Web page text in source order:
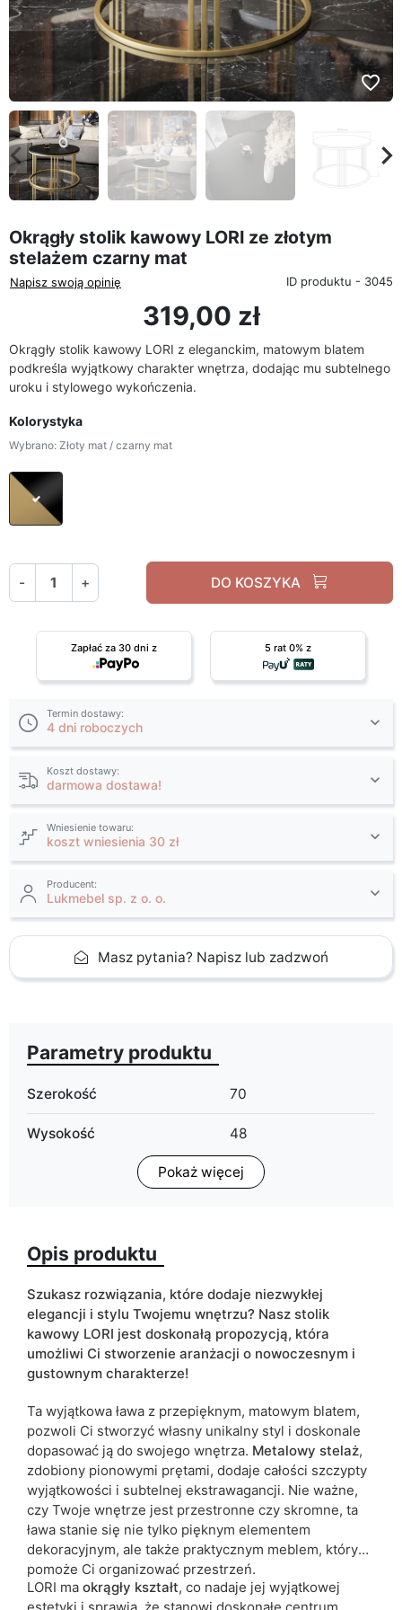
favorite_border
Poprzedni
Okrągły stolik kawowy LORI ze złotym
stelażem czarny mat
Napisz swoją opinię ID produktu - 3045
319,00 zł
Okrągły stolik kawowy LORI z eleganckim, matowym blatem
podkreśla wyjątkowy charakter wnętrza, dodając mu subtelnego
uroku i stylowego wykończenia.
Kolorystyka
Wybrano: Złoty mat / czarny mat
Złoty mat / czarny mat
- + DO KOSZYKA
Zapłać za 30 dni z 5 rat 0% z
Termin dostawy:
4 dni roboczych
Koszt dostawy:
darmowa dostawa!
Wniesienie towaru:
koszt wniesienia 30 zł
Producent:
Lukmebel sp. z o. o.
Masz pytania? Napisz lub zadzwoń
Parametry produktu
Szerokość 70
Wysokość 48
70
Kolorystyka
ean13 5905723905883
Termin dostawy: 4 dni roboczych
Ze względu na proces produkcyjny i właściwości materiałów,
Pokaż więcej
Opis produktu
Szukasz rozwiązania, które dodaje niezwykłej
elegancji i stylu Twojemu wnętrzu? Nasz stolik
kawowy LORI jest doskonałą propozycją, która
umożliwi Ci stworzenie aranżacji o nowoczesnym i
gustownym charakterze!
Ta wyjątkowa ława z przepięknym, matowym blatem,
pozwoli Ci stworzyć własny unikalny styl i doskonale
dopasować ją do swojego wnętrza. Metalowy stelaż,
zdobiony pionowymi prętami, dodaje całości szczypty
wyjątkowości i subtelnej ekstrawagancji. Nie ważne,
czy Twoje wnętrze jest przestronne czy skromne, ta
ława stanie się nie tylko pięknym elementem
dekoracyjnym, ale także praktycznym meblem, który
pomoże Ci organizować przestrzeń.
LORI ma okrągły kształt, co nadaje jej wyjątkowej
estetyki i sprawia, że stanowi doskonałe centrum